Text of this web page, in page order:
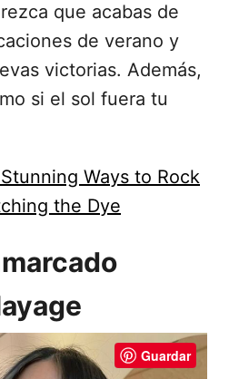
que acabas de
de verano y
victorias. Además,
si el sol fuera tu
Ways to Rock
the Dye
Guardar